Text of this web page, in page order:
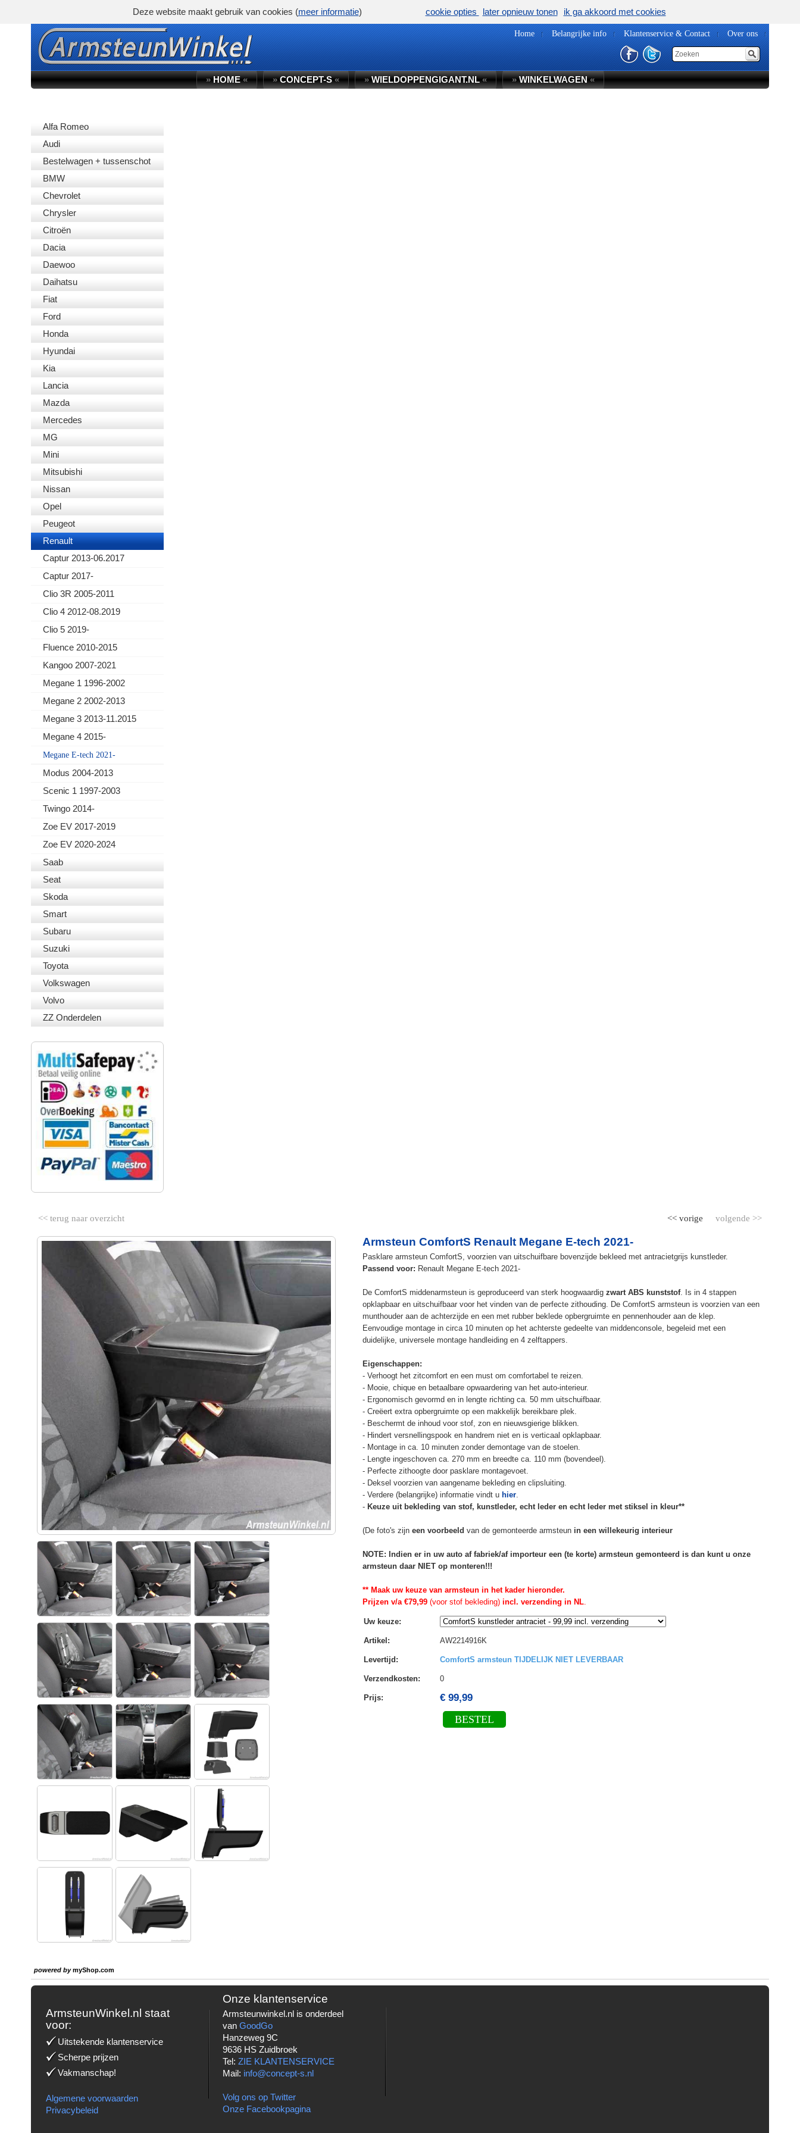
Home Belangrijke info Klantenservice & Contact Over ons
»HOME« »CONCEPT-S« »WIELDOPPENGIGANT.NL« »WINKELWAGEN«
Alfa Romeo
Audi
Bestelwagen + tussenschot
BMW
Chevrolet
Chrysler
Citroën
Dacia
Daewoo
Daihatsu
Fiat
Ford
Honda
Hyundai
Kia
Lancia
Mazda
Mercedes
MG
Mini
Mitsubishi
Nissan
Opel
Peugeot
Renault
Captur 2013-06.2017
Captur 2017-
Clio 3R 2005-2011
Clio 4 2012-08.2019
Clio 5 2019-
Fluence 2010-2015
Kangoo 2007-2021
Megane 1 1996-2002
Megane 2 2002-2013
Megane 3 2013-11.2015
Megane 4 2015-
Megane E-tech 2021-
Modus 2004-2013
Scenic 1 1997-2003
Twingo 2014-
Zoe EV 2017-2019
Zoe EV 2020-2024
Saab
Seat
Skoda
Smart
Subaru
Suzuki
Toyota
Volkswagen
Volvo
ZZ Onderdelen
<< terug naar overzicht volgende >>
<< vorige
Armsteun ComfortS Renault Megane E-tech 2021-
Pasklare armsteun ComfortS, voorzien van uitschuifbare bovenzijde bekleed met antracietgrijs kunstleder.
Passend voor: Renault Megane E-tech 2021-
De ComfortS middenarmsteun is geproduceerd van sterk hoogwaardig zwart ABS kunststof. Is in 4 stappen
opklapbaar en uitschuifbaar voor het vinden van de perfecte zithouding. De ComfortS armsteun is voorzien van een
munthouder aan de achterzijde en een met rubber beklede opbergruimte en pennenhouder aan de klep.
Eenvoudige montage in circa 10 minuten op het achterste gedeelte van middenconsole, begeleid met een
duidelijke, universele montage handleiding en 4 zelftappers.
Eigenschappen:
- Verhoogt het zitcomfort en een must om comfortabel te reizen.
- Mooie, chique en betaalbare opwaardering van het auto-interieur.
- Ergonomisch gevormd en in lengte richting ca. 50 mm uitschuifbaar.
- Creëert extra opbergruimte op een makkelijk bereikbare plek.
- Beschermt de inhoud voor stof, zon en nieuwsgierige blikken.
- Hindert versnellingspook en handrem niet en is verticaal opklapbaar.
- Montage in ca. 10 minuten zonder demontage van de stoelen.
- Lengte ingeschoven ca. 270 mm en breedte ca. 110 mm (bovendeel).
- Perfecte zithoogte door pasklare montagevoet.
- Deksel voorzien van aangename bekleding en clipsluiting.
- Verdere (belangrijke) informatie vindt u hier.
- Keuze uit bekleding van stof, kunstleder, echt leder en echt leder met stiksel in kleur**
(De foto's zijn een voorbeeld van de gemonteerde armsteun in een willekeurig interieur
NOTE: Indien er in uw auto af fabriek/af importeur een (te korte) armsteun gemonteerd is dan kunt u onze
armsteun daar NIET op monteren!!!
** Maak uw keuze van armsteun in het kader hieronder.
Prijzen v/a €79,99(voor stof bekleding)incl. verzending in NL.
Uw keuze:
Artikel : AW2214916K
Levertijd : ComfortS armsteun TIJDELIJK NIET LEVERBAAR
Verzendkosten: 0
Prijs: € 99,99
BESTEL
powered bymyShop.com
ArmsteunWinkel.nl staat
voor:
Uitstekende klantenservice
Scherpe prijzen
Vakmanschap!
Algemene voorwaarden
Privacybeleid
Onze klantenservice
Armsteunwinkel.nl is onderdeel
vanGoodGo
Hanzeweg 9C
9636 HS Zuidbroek
Tel:ZIE KLANTENSERVICE
Mail: info@concept-s.nl
Volg ons op Twitter
Onze Facebookpagina
Deze website maakt gebruik van cookies (meer informatie) cookie opties later opnieuw tonen ik ga akkoord met cookies